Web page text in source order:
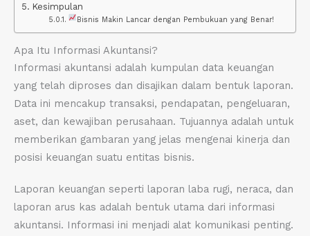
Kesimpulan
Bisnis Makin Lancar dengan Pembukuan yang Benar!
Apa Itu Informasi Akuntansi?
Informasi akuntansi adalah kumpulan data keuangan
yang telah diproses dan disajikan dalam bentuk laporan.
Data ini mencakup transaksi, pendapatan, pengeluaran,
aset, dan kewajiban perusahaan. Tujuannya adalah untuk
memberikan gambaran yang jelas mengenai kinerja dan
posisi keuangan suatu entitas bisnis.
Laporan keuangan seperti laporan laba rugi, neraca, dan
laporan arus kas adalah bentuk utama dari informasi
akuntansi. Informasi ini menjadi alat komunikasi penting.